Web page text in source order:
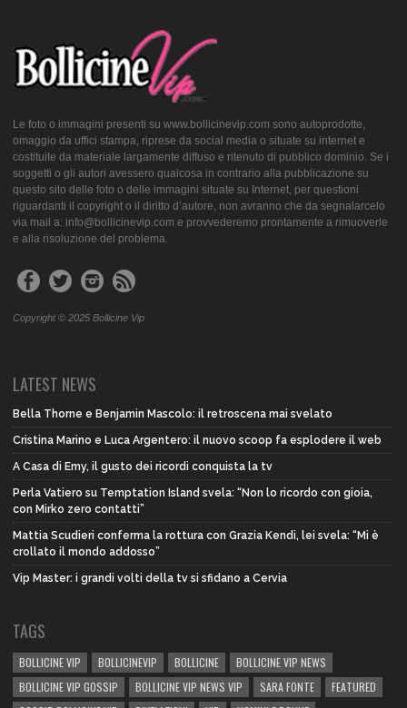
Le foto o immagini presenti su www.bollicinevip.com sono autoprodotte,
omaggio da uffici stampa, riprese da social media o situate su internet e
costituite da materiale largamente diffuso e ritenuto di pubblico dominio. Se i
soggetti o gli autori avessero qualcosa in contrario alla pubblicazione su
questo sito delle foto o delle immagini situate su Internet, per questioni
riguardanti il copyright o il diritto d’autore, non avranno che da segnalarcelo
via mail a: info@bollicinevip.com e provvederemo prontamente a rimuoverle
e alla risoluzione del problema.
Copyright © 2025 Bollicine Vip
LATEST NEWS
Bella Thorne e Benjamin Mascolo: il retroscena mai svelato
Cristina Marino e Luca Argentero: il nuovo scoop fa esplodere il web
A Casa di Emy, il gusto dei ricordi conquista la tv
Perla Vatiero su Temptation Island svela: “Non lo ricordo con gioia,
con Mirko zero contatti”
Mattia Scudieri conferma la rottura con Grazia Kendi, lei svela: “Mi è
crollato il mondo addosso”
Vip Master: i grandi volti della tv si sfidano a Cervia
TAGS
BOLLICINE VIP BOLLICINEVIP BOLLICINE
BOLLICINE VIP NEWS
BOLLICINE VIP GOSSIP
BOLLICINE VIP NEWS VIP SARA FONTE
FEATURED